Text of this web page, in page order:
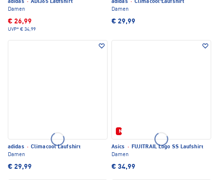
adidas · ADI365 Laufshirt
Damen
€ 26,99
UVP* € 34,99
adidas · Climacool Laufshirt
Damen
€ 29,99
adidas · Climacool Laufshirt
Damen
€ 29,99
Neu
Asics · FUJITRAIL Logo SS Laufshirt
Damen
€ 34,99